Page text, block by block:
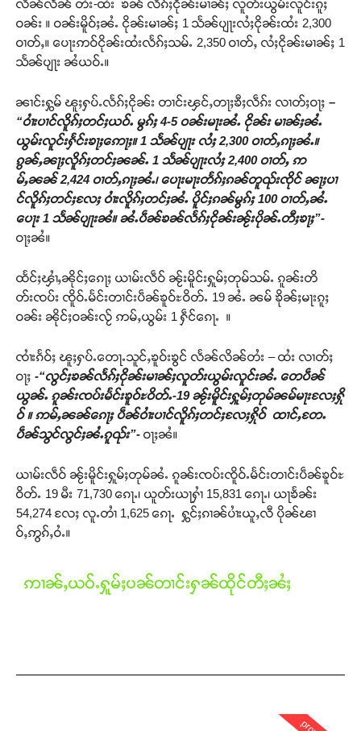
လႅၼ်လိၼ် တႆး-ထႆး ၶၼ် လႅၵ်ႈငိုၼ်းမၢၼ်ႈ လူတ်းယွမ်းလူင်းၵူႈ
ဝၼ်း ။ ဝၼ်းမိူဝ်ႈၼႆႉ ငိုၼ်းမၢၼ်ႈ 1 သႅၼ်ပျႃးလႆႈငိုၼ်းထႆး 2,300
ဝၢတ်ႇ။ ပေႃးဢဝ်ငိုၼ်းထႆးလႅၵ်ႈသမ်ႉ 2,350 ဝၢတ်ႇ လႆႈငိုၼ်းမၢၼ်ႈ 1
သႅၼ်ပျႃး ၼႆယဝ်ႉ။
ၼၢင်းႁွမ် ၽူႈႁပ်ႉလႅၵ်ႈငိုၼ်း တၢင်းၾင်ႇတႃႈၶီႈလဵၵ်း လၢတ်ႈဝႃႈ –
“ဝၢႆးပၢင်လိူၵ်ႈတင်ႈယဝ်ႉ မွၵ်ႈ 4-5 ဝၼ်းမႃးၼႆႉ ငိုၼ်း မၢၼ်ႈၼႆႉ
ယွမ်းလူင်းႁႅင်းၶႃႈဢေႃႈ။ 1 သႅၼ်ပျႃး လႆႈ 2,300 ဝၢတ်ႇၵႃႈၼႆႉ။
ၵွၼ်ႇၼႃႈလိူၵ်ႈတင်ႈၼၼ်ႉ 1 သႅၼ်ပျႃးလႆႈ 2,400 ဝၢတ်ႇ ဢ
မ်ႇၼၼ် 2,424 ဝၢတ်ႇၵႃႈၼႆႉ၊ ပေႃးမႃးတႅၵ်ႈၵၼ်တူၺ်းၸိုင် ၼႃႈပၢ
င်လိူၵ်ႈတင်ႈလႄႈ ဝၢႆးလိူၵ်ႈတင်ႈၼႆႉ ပိူင်ႈၵၼ်မွၵ်ႈ 100 ဝၢတ်ႇၼႆႉ
ပေႃး 1 သႅၼ်ပျႃးၼႆ။ ၼႆႉပဵၼ်ၶၼ်လႅၵ်ႈငိုၼ်းၼႂ်းပိုၼ်ႉတီႈၶႃႈ”-
ဝႃႈၼႆ။
ထႅင်ႈၾၢႆႇၼိုင်ႈၵေႃႈ ယၢမ်းလဵဝ် ၼႂ်းမိူင်းႁူမ်ႈတုမ်သမ်ႉ ၵူၼ်းတိ
တ်းၸပ်း ၸိူဝ်ႉမႅင်းတၢင်းပဵၼ်ၶူဝ်ႊဝိတ်ႉ 19 ၼႆႉ ၼမ် ၶိုၼ်ႈမႃးၵူႈ
ဝၼ်း ၼိုင်ႈဝၼ်းလႂ် ဢမ်ႇယွမ်း 1 ႁဵင်ၵေႃႉ ။
ၸၢႆးၵႅဝ်ႈ ၽူႈႁပ်ႉတေႃႉသူင်ႇၶူဝ်းၶွင် လႅၼ်လိၼ်တႆး – ထႆး လၢတ်ႈ
ဝႃႈ -“လွင်ႈၶၼ်လႅၵ်ႈငိုၼ်းမၢၼ်ႈလူတ်းယွမ်းလူင်းၼႆႉ တေပဵၼ်
ယွၼ်ႉ ၵူၼ်းၸပ်းမႅင်းၶူဝ်ႊဝိတ်ႉ-19 ၼႂ်းမိူင်းႁူမ်ႈတုမ်ၼမ်မႃးလႄႈႁို
ဝ် ။ ဢမ်ႇၼၼ်ၵေႃႈ ပဵၼ်ဝၢႆးပၢင်လိူၵ်ႈတင်ႈလႄႈႁိုဝ် ထၢင်ႇတႄႉ
ပဵၼ်သွင်လွင်ႈၼႆႉၵူၺ်း”- ဝႃႈၼႆ။
ယၢမ်းလဵဝ် ၼႂ်းမိူင်းႁူမ်ႈတုမ်ၼႆႉ ၵူၼ်းၸပ်းၸိူဝ်ႉမႅင်းတၢင်းပဵၼ်ၶူဝ်ႊ
ဝိတ်ႉ 19 မီး 71,730 ၵေႃႉ၊ ယူတ်းယႃႁၢႆ 15,831 ၵေႃႉ၊ ယႃၶႅၼ်း
54,274 လႄႈ လူႉတၢႆ 1,625 ၵေႃႉ ႁွင်ႈၵၢၼ်ပၢႆးယူႇလီ ပိုၼ်ၽၢ
ဝ်ႇဢွၵ်ႇဝႆႉ။
ဢၢၼ်ႇယဝ်ႉႁူမ်ႈပၼ်တၢင်းႁၼ်ထိုင်တီႈၼႆႈ